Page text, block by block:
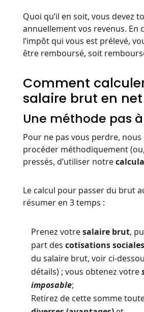
Quoi qu’il en soit, vous devez
annuellement vos revenus. En
l’impôt qui vous est prélevé,
être remboursé, soit
Comment
salaire brut en net
Une méthode pas
Pour ne pas vous perdre,
procéder méthodiquement
pressés, d’utiliser notre
Le calcul pour passer du brut
résumer en 3 temps :
Prenez votresalaire brut,
part des cotisations sociales
du salaire brut, voir ci-
détails) ; vous obtenez votre
imposable;
Retirez de cette somme